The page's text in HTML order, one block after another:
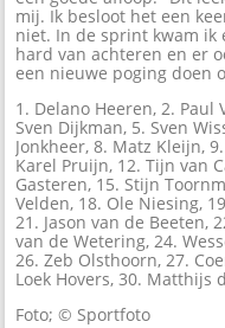
mij. Ik besloot het een
niet. In de sprint kwam ik
hard van achteren en er
een nieuwe poging doen
1. Delano Heeren, 2. Paul
Sven Dijkman, 5. Sven
Jonkheer, 8. Matz Kleijn,
Karel Pruijn, 12. Tijn van
Gasteren, 15. Stijn
Velden, 18. Ole Niesing,
21. Jason van de Beeten,
van de Wetering, 24.
26. Zeb Olsthoorn, 27.
Loek Hovers, 30. Matthijs
Foto; © Sportfoto